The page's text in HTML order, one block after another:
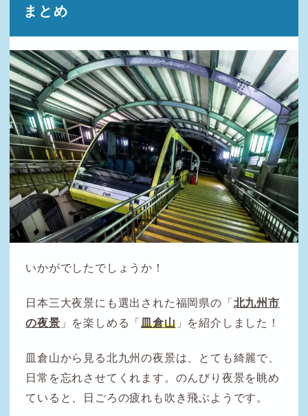
まとめ
いかがでしたでしょうか！
日本三大夜景にも選出された福岡県の「 北九州市
の夜景 」を楽しめる「皿倉山」を紹介しました！
皿倉山から見る北九州の夜景は、とても綺麗で、
日常を忘れさせてくれます。のんびり夜景を眺め
ていると、日ごろの疲れも吹き飛ぶようです。